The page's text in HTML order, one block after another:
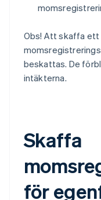
Obs! Att skaffa
beskattas. De
intäkterna.
Skaffa
för